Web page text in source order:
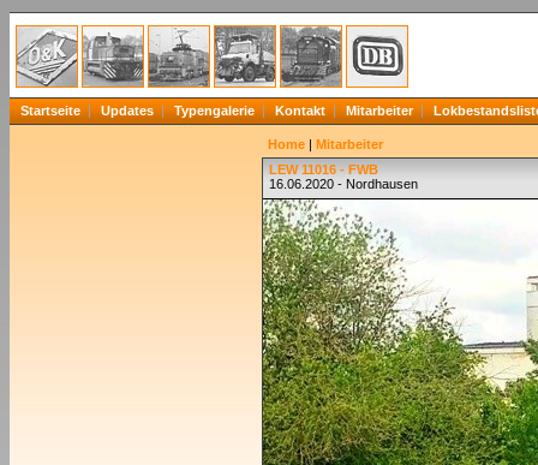
Startseite Updates Typengalerie Kontakt Mitarbeiter
Home | Mitarbeiter
LEW 11016 - FWB
16.06.2020 - Nordhausen